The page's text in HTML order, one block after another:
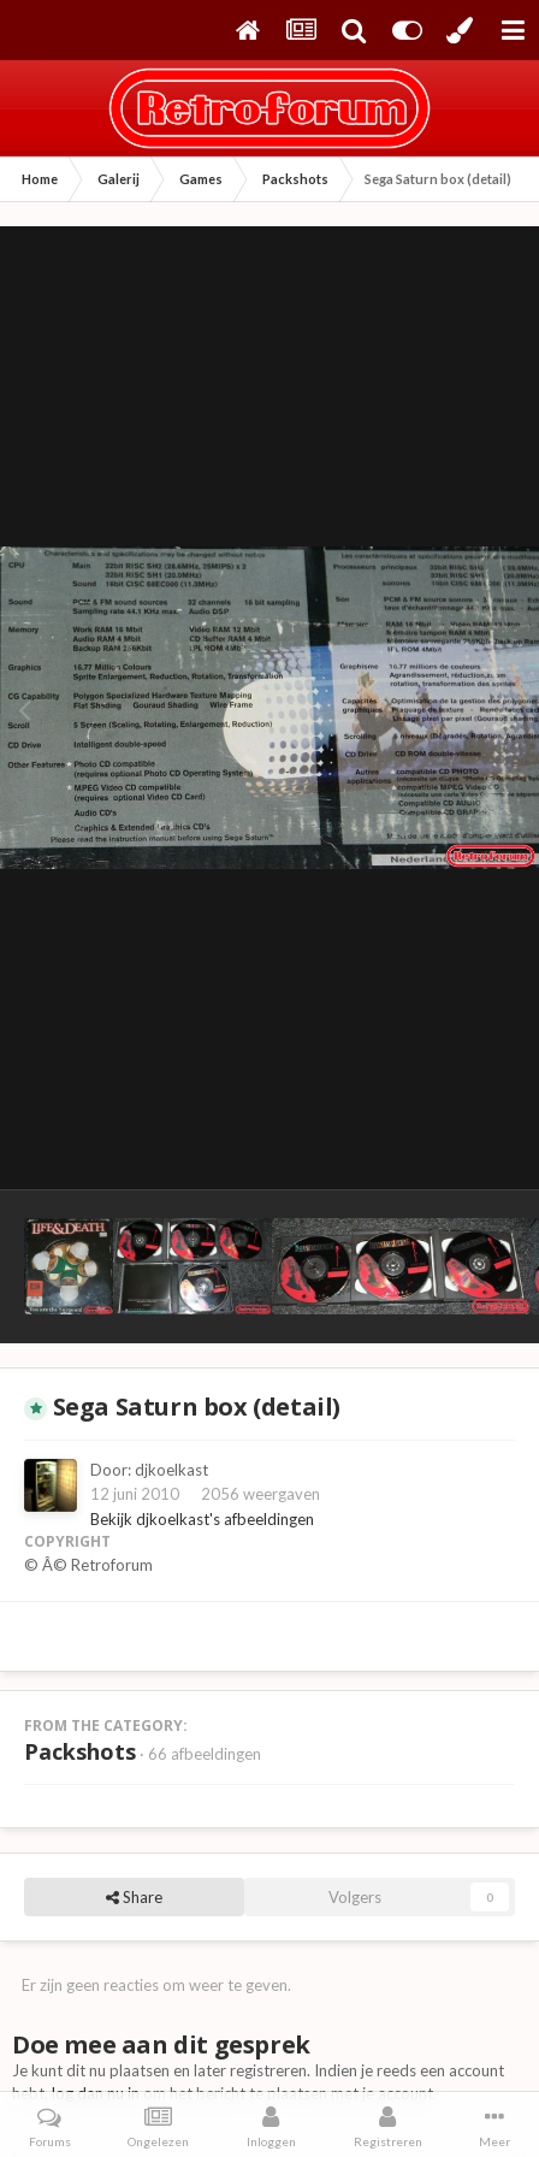
Home Galerij Games Packshots Sega Saturn box (detail)
Sega Saturn box (detail)
Door:djkoelkast
12 juni 2010
2056 weergaven
Bekijk djkoelkast's afbeeldingen
COPYRIGHT
© Â© Retroforum
FROM THE CATEGORY:
Packshots · 66 afbeeldingen
Share Volgers 0
Er zijn geen reacties om weer te geven.
Doe mee aan dit gesprek
Je kunt dit nu plaatsen en later registreren. Indien je reeds een account
hebt,log dan nu inom het bericht te plaatsen met je account.
Forums Ongelezen Inloggen Registreren Meer